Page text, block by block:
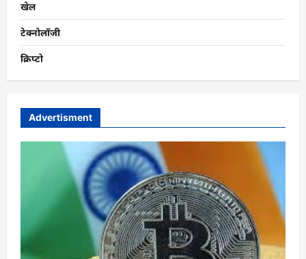
खेल
टेक्नोलॉजी
क्रिप्टो
Advertisment